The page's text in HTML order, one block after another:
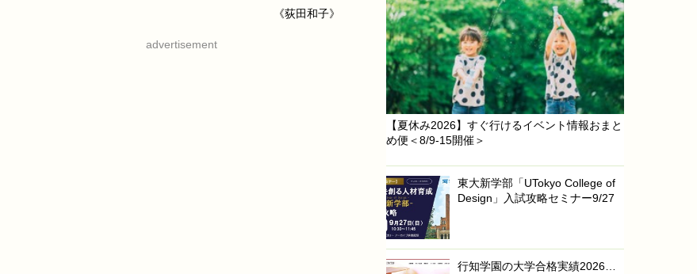
《荻田和子》
advertisement
【夏休み2026】すぐ行けるイベント情報おまと
め便＜8/9-15開催＞
東大新学部「UTokyo College of
Design」入試攻略セミナー9/27
行知学園の大学合格実績2026…